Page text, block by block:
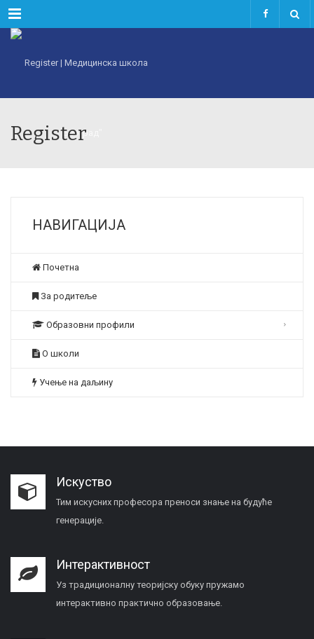
Menu
Register
НАВИГАЦИЈА
Почетна
За родитеље
Образовни профили
О школи
Учење на даљину
Искуство
Тим искусних професора преноси знање на будуће
генерације.
Интерактивност
Уз традиционалну теоријску обуку пружамо
интерактивно практично образовање.